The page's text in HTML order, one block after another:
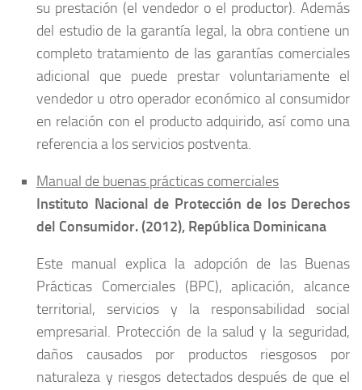
su prestación (el vendedor o el productor). Además
del estudio de la garantía legal, la obra contiene un
completo tratamiento de las garantías comerciales
adicional que puede prestar voluntariamente el
vendedor u otro operador económico al consumidor
en relación con el producto adquirido, así como una
referencia a los servicios postventa.
Manual de buenas prácticas comerciales
Instituto Nacional de Protección de los Derechos
del Consumidor. (2012), República Dominicana
Este manual explica la adopción de las Buenas
Prácticas Comerciales (BPC), aplicación, alcance
territorial, servicios y la responsabilidad social
empresarial. Protección de la salud y la seguridad,
daños causados por productos riesgosos por
naturaleza y riesgos detectados después de que el